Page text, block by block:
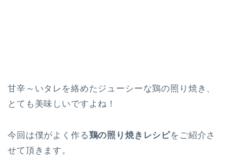
甘辛～いタレを絡めたジューシーな鶏の照り焼き、
とても美味しいですよね！
今回は僕がよく作る鶏の照り焼きレシピをご紹介さ
せて頂きます。